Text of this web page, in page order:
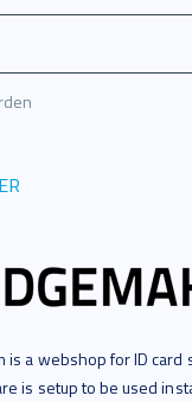
is a webshop for ID card
is setup to be used